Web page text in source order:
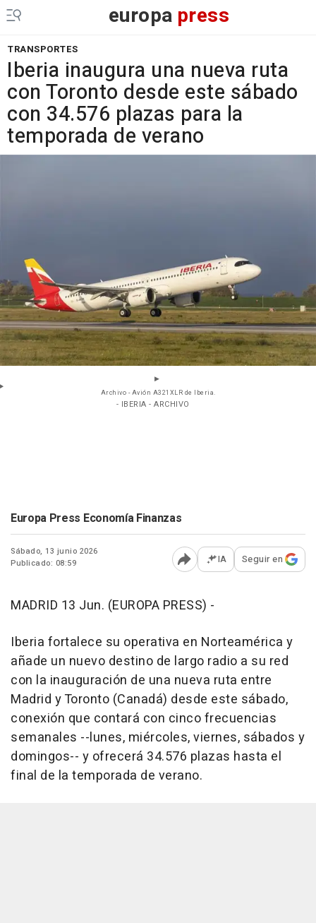
europa press
TRANSPORTES
Iberia inaugura una nueva ruta
con Toronto desde este sábado
con 34.576 plazas para la
temporada de verano
Archivo - Avión A321XLR de Iberia.
- IBERIA - ARCHIVO
Europa Press Economía Finanzas
Sábado, 13 junio 2026
Publicado: 08:59
Abrir opciones para
IA Seguir en
MADRID 13 Jun. (EUROPA PRESS) -
Iberia fortalece su operativa en Norteamérica y
añade un nuevo destino de largo radio a su red
con la inauguración de una nueva ruta entre
Madrid y Toronto (Canadá) desde este sábado,
conexión que contará con cinco frecuencias
semanales --lunes, miércoles, viernes, sábados y
domingos-- y ofrecerá 34.576 plazas hasta el
final de la temporada de verano.